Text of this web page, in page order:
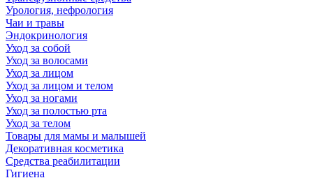
Урология, нефрология
Чаи и травы
Эндокринология
Уход за собой
Уход за волосами
Уход за лицом
Уход за лицом и телом
Уход за ногами
Уход за полостью рта
Уход за телом
Товары для мамы и малышей
Декоративная косметика
Средства реабилитации
Гигиена